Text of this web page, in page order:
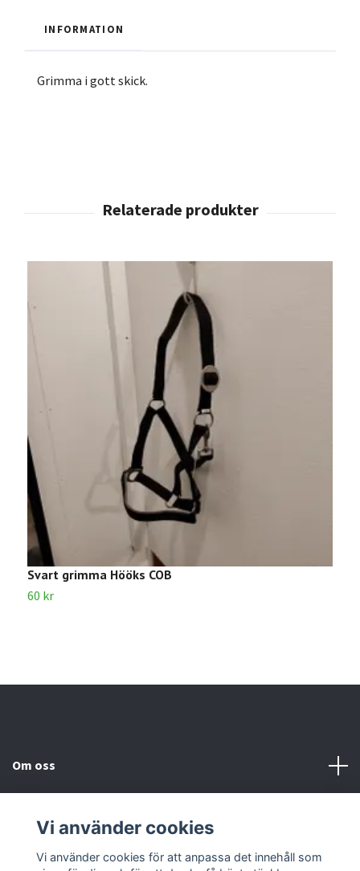
INFORMATION
Grimma i gott skick.
Svart grimma Hööks COB
60 kr
Om oss
Kontakta oss
Vi använder cookies
Vi använder cookies för att anpassa det innehåll som